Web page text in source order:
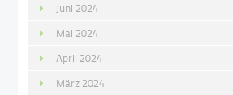
Juni 2024
Mai 2024
April 2024
März 2024